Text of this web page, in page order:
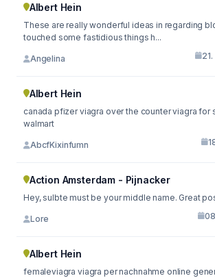
Albert Hein
These are really wonderful ideas in regarding
touched some fastidious things h...
Angelina
Albert Hein
canada pfizer viagra over the counter viagra for sale
walmart
AbcfKixinfumn
Action Amsterdam - Pijnacker
Hey, sulbte must be your middle name. Great
Lore
Albert Hein
femaleviagra viagra per nachnahme online